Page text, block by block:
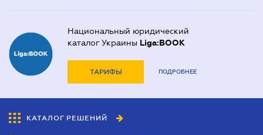
Национальный юридический
каталог Украины Liga:BOOK
ТАРИФЫ ПОДРОБНЕЕ
КАТАЛОГ РЕШЕНИЙ